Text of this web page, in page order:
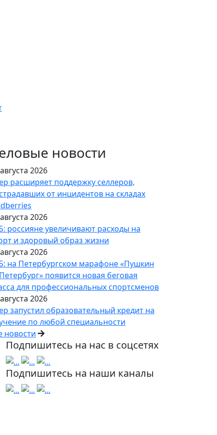
новости
2026
расширяет поддержку селлеров,
от инцидентов на складах
2026
россияне увеличивают расходы на
и здоровый образ жизни
2026
на Петербургском марафоне «Пушкин
появится новая беговая
для профессиональных спортсменов
2026
запустил образовательный кредит на
по любой специальности
новости
Подпишитесь на нас в соцсетях
Подпишитесь на наши каналы